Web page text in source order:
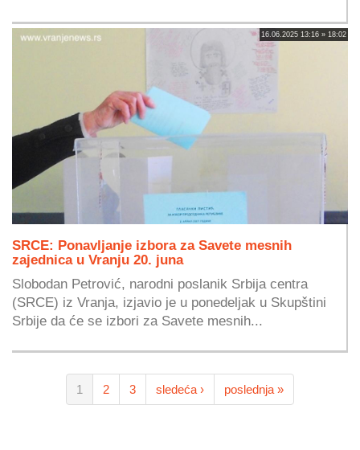
16.06.2025 13:16 » 18:02
SRCE: Ponavljanje izbora za Savete mesnih
zajednica u Vranju 20. juna
Slobodan Petrović, narodni poslanik Srbija centra
(SRCE) iz Vranja, izjavio je u ponedeljak u Skupštini
Srbije da će se izbori za Savete mesnih...
1 2 3 sledeća › poslednja »